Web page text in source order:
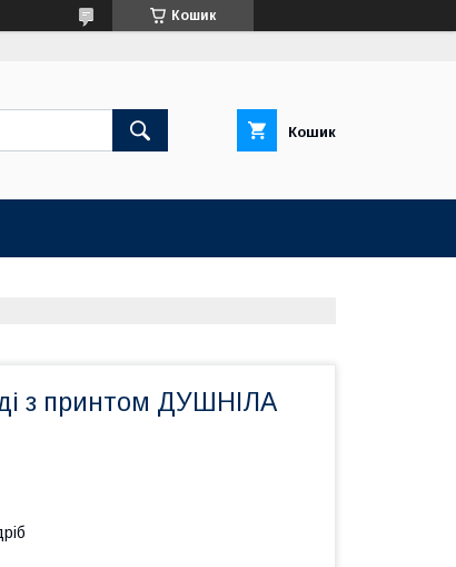
Кошик
Кошик
з принтом ДУШНІЛА